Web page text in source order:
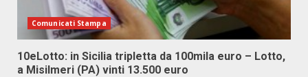
Comunicati Stampa
10eLotto: in Sicilia tripletta da 100mila euro – Lotto,
a Misilmeri (PA) vinti 13.500 euro